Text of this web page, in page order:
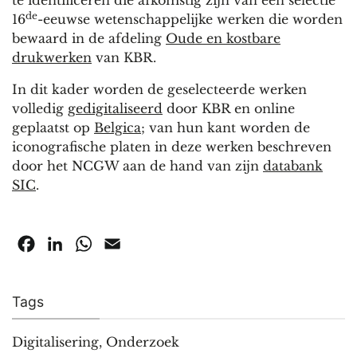
16de-eeuwse wetenschappelijke werken die worden
bewaard in de afdeling Oude en kostbare
drukwerken van KBR.
In dit kader worden de geselecteerde werken
volledig gedigitaliseerd door KBR en online
geplaatst op Belgica; van hun kant worden de
iconografische platen in deze werken beschreven
door het NCGW aan de hand van zijn databank
SIC.
FacebookLinkedInWhatsApp
Tags
Digitalisering, Onderzoek